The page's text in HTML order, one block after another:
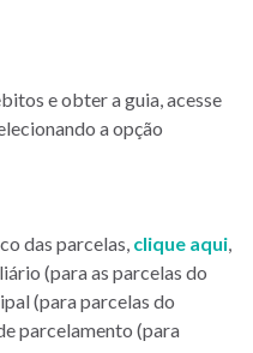
e obter a guia, acesse
a opção
das parcelas, clique aqui,
(para as parcelas do
(para parcelas do
parcelamento (para